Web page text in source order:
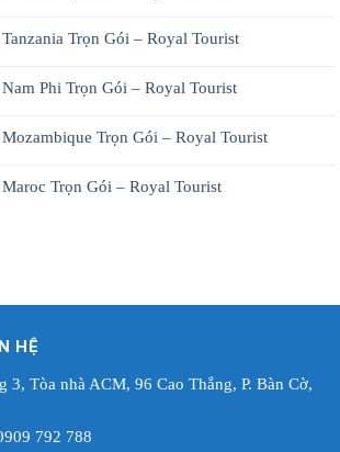
Trọn Gói – Royal Tourist
Phi Trọn Gói – Royal Tourist
Trọn Gói – Royal Tourist
Trọn Gói – Royal Tourist
HỆ
3, Tòa nhà ACM, 96 Cao Thắng, P. Bàn Cờ,
792 788